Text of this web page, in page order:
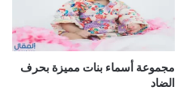
مجموعة أسماء بنات مميزة بحرف
الضاد